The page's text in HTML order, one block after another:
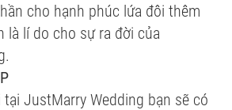
cho hạnh phúc lứa đôi thêm
là lí do cho sự ra đời của
JustMarry Wedding bạn sẽ có